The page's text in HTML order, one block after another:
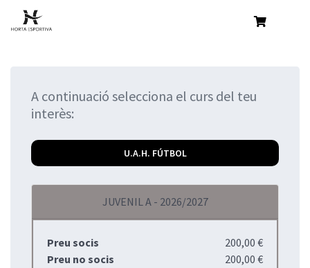
A continuació selecciona el curs del teu
interès:
U.A.H. FÚTBOL
JUVENIL A - 2026/2027
Preu socis
200,00 €
Preu no socis
200,00 €